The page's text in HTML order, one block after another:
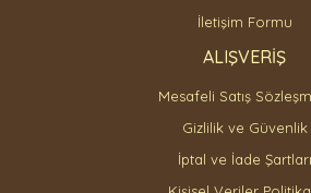
İletişim Formu
ALIŞVERİŞ
Mesafeli Satış
Gizlilik ve Güvenlik
İptal ve İade Şartları